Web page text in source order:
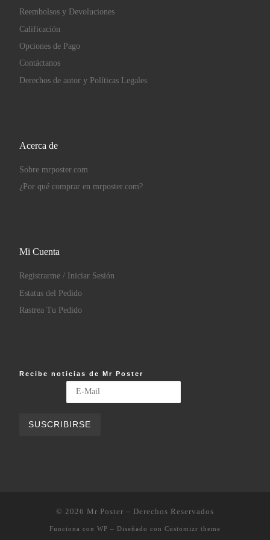
Reembolsos y Devoluciones
Calificación
Opciones de Pago
Contáctanos
Derechos de autor y Políticas Legales
Acerca de
Sobre mrposter.com
¿Por qué comprar en mrposter.com?
Mi Cuenta
Registrarme / Iniciar Sesión
Estatus del Pedido
Rastrea Tu Pedido
Recibe noticias de Mr Poster
© 2026 Mr Poster – Derechos Reservados
Funciona con WP – Diseñado con Customizr theme